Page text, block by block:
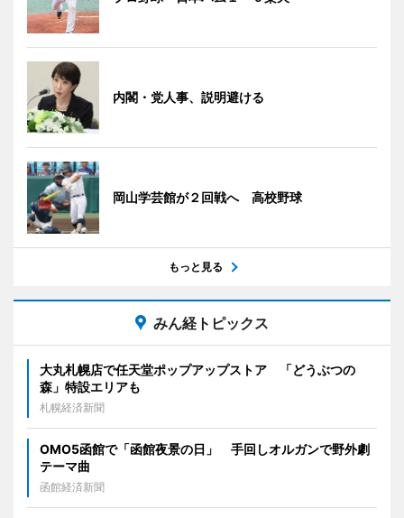
内閣・党人事、説明避ける
岡山学芸館が２回戦へ 高校野球
もっと見る
みん経トピックス
大丸札幌店で任天堂ポップアップストア 「どうぶつの
森」特設エリアも
札幌経済新聞
OMO5函館で「函館夜景の日」 手回しオルガンで野外劇
テーマ曲
函館経済新聞